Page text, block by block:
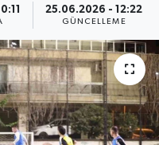
25.06.2026 - 12:22
GÜNCELLEME